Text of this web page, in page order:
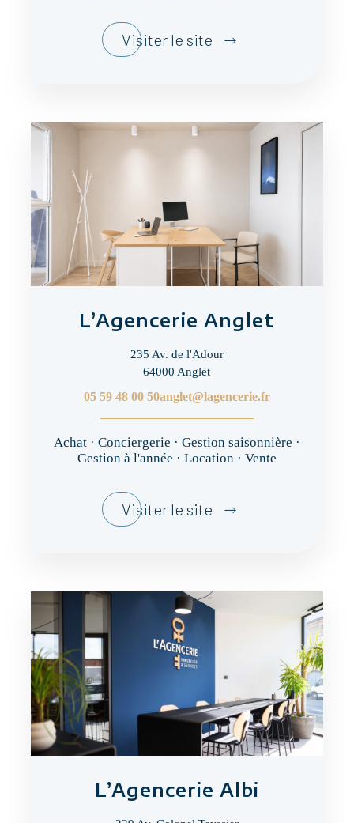
Visiter le site
L’Agencerie Anglet
235 Av. de l'Adour
64000 Anglet
05 59 48 00 50anglet@lagencerie.fr
Achat · Conciergerie · Gestion saisonnière ·
Gestion à l'année · Location · Vente
Visiter le site
L’Agencerie Albi